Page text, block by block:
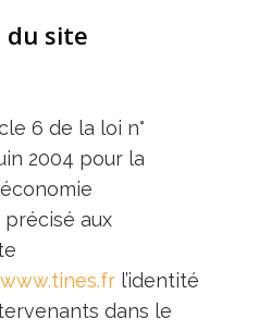
du site
6 de la loi n°
2004 pour la
précisé aux
l’identité
dans le